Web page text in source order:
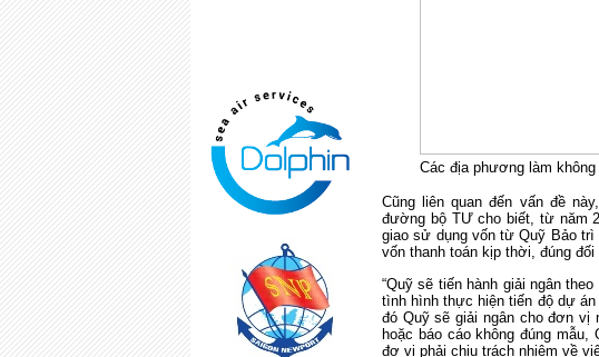
Các địa phương làm
Cũng liên quan đến vấn đề
đường bộ TƯ cho biết, từ năm
giao sử dụng vốn từ Quỹ Bảo
vốn thanh toán kịp thời, đúng
“Quỹ sẽ tiến hành giải ngân
tình hình thực hiện tiến độ dự
đó Quỹ sẽ giải ngân cho đơn vị
hoặc báo cáo không đúng mẫu,
đơ vị phải chịu trách nhiệm về